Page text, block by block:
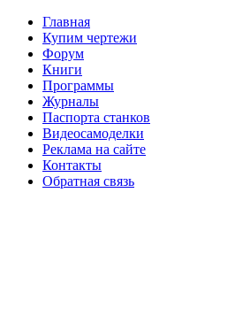
Главная
Купим чертежи
Форум
Книги
Программы
Журналы
Паспорта станков
Видеосамоделки
Реклама на сайте
Контакты
Обратная связь